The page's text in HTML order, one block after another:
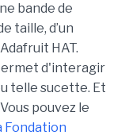
bande de
taille, d’un
HAT.
d'interagir
telle sucette. Et
pouvez le
Fondation